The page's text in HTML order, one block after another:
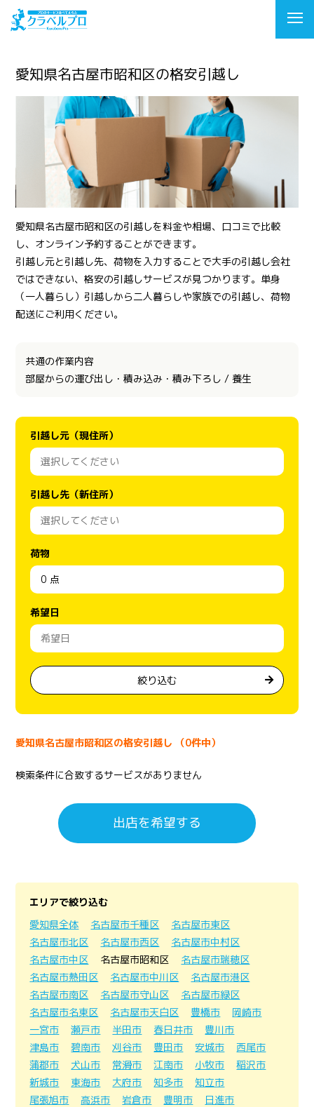
愛知県名古屋市昭和区の格安引越し
愛知県名古屋市昭和区の引越しを料金や相場、口コミで比較
し、オンライン予約することができます。
引越し元と引越し先、荷物を入力することで大手の引越し会社
ではできない、格安の引越しサービスが見つかります。単身
（一人暮らし）引越しから二人暮らしや家族での引越し、荷物
配送にご利用ください。
共通の作業内容
部屋からの運び出し・積み込み・積み下ろし / 養生
引越し元（現住所）
引越し先（新住所）
荷物
希望日
絞り込む
愛知県名古屋市昭和区の格安引越し （0件中）
検索条件に合致するサービスがありません
出店を希望する
エリアで絞り込む
愛知県全体
名古屋市千種区
名古屋市東区
名古屋市北区
名古屋市西区
名古屋市中村区
名古屋市中区
名古屋市昭和区
名古屋市瑞穂区
名古屋市熱田区
名古屋市中川区
名古屋市港区
名古屋市南区
名古屋市守山区
名古屋市緑区
名古屋市名東区
名古屋市天白区 豊橋市
岡崎市
一宮市
瀬戸市 半田市 春日井市
豊川市
津島市
碧南市 刈谷市 豊田市 安城市
西尾市
蒲郡市
犬山市 常滑市 江南市 小牧市
稲沢市
新城市
東海市 大府市 知多市
知立市
尾張旭市
高浜市 岩倉市 豊明市
日進市